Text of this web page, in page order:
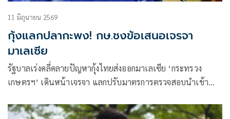
11 มิถุนายน 2569
กุ้งแลกปลากะพง! กษ.ชงข้อเสนอเจรจา
มาเลเซีย
รัฐบาลเร่งคลี่คลายปัญหากุ้งไทยส่งออกมาเลเซีย ‘กระทรวง
เกษตรฯ’ เดินหน้าเจรจา แลกปรับมาตรการตรวจสอบนำเข้า